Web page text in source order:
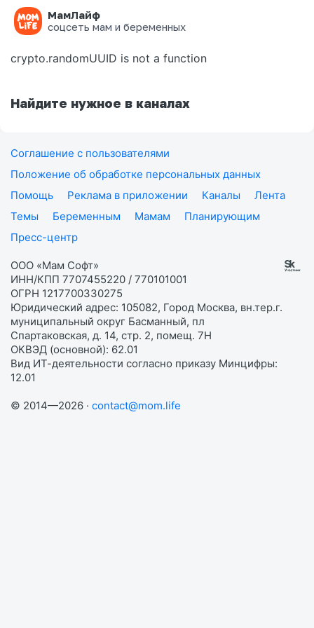
МамЛайф
соцсеть мам и беременных
Ошибка на странице
crypto.randomUUID is not a function
Найдите нужное в каналах
Соглашение с пользователями
Положение об обработке персональных данных
Помощь
Реклама в приложении Каналы
Лента
Темы
Беременным Мамам
Планирующим
Пресс-центр
ООО «Мам Софт»
ИНН/КПП 7707455220 / 770101001
ОГРН 1217700330275
Юридический адрес: 105082, Город Москва, вн.тер.г.
муниципальный округ Басманный, пл
Спартаковская, д. 14, стр. 2, помещ. 7Н
ОКВЭД (основной): 62.01
Вид ИТ-деятельности согласно приказу Минцифры:
12.01
© 2014—2026 · contact@mom.life